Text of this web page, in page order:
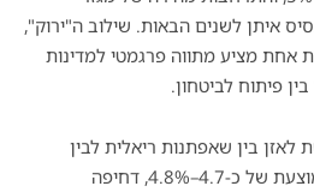
איתן לשנים הבאות. שילוב ה"ירוק",
אחת מציע מתווה פרגמטי למדינות
פיתוח לביטחון.
ה-15 מבקשת לאזן בין שאפתנות ריאלית לבין
רגישות חברתית: צמיחה ממוצעת של כ-4.7–4.8%, דחיפה